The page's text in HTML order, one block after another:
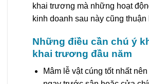
khai trương mà những hoạt
kinh doanh sau này cũng
Những điều cần chú ý
khai trương đầu năm
Mâm lễ vật cúng tốt nhất